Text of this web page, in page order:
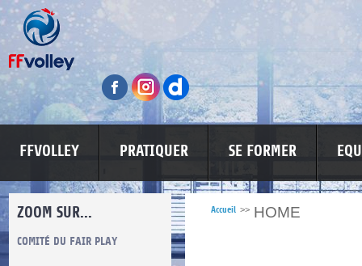
FFVOLLEY PRATIQUER SE FORMER
ZOOM SUR...
COMITÉ DU FAIR PLAY LUTTE CONTRE LES VIOLENCES
Accueil >> HOME